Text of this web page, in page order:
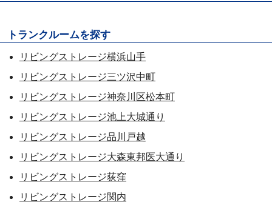
トランクルームを探す
リビングストレージ横浜山手
リビングストレージ三ツ沢中町
リビングストレージ神奈川区松本町
リビングストレージ池上大城通り
リビングストレージ品川戸越
リビングストレージ大森東邦医大通り
リビングストレージ荻窪
リビングストレージ関内